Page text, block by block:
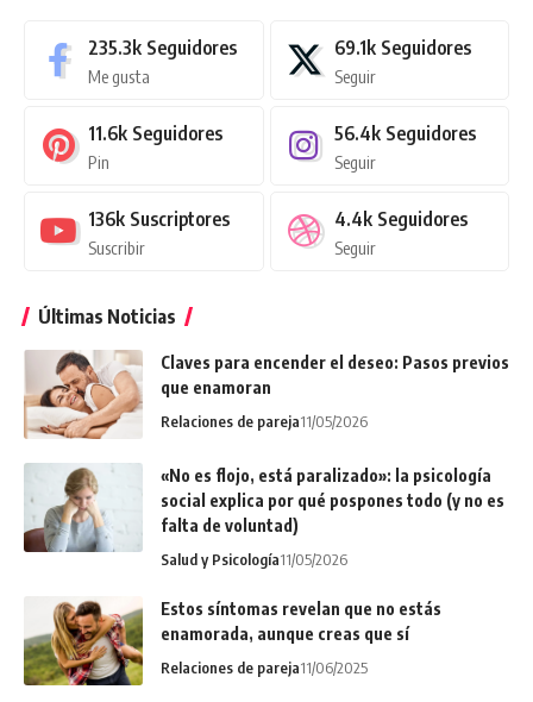
235.3k Seguidores
Me gusta
69.1k Seguidores
Seguir
11.6k Seguidores
Pin
56.4k Seguidores
Seguir
136k Suscriptores
Suscribir
4.4k Seguidores
Seguir
Últimas Noticias
Claves para encender el deseo: Pasos previos
que enamoran
Relaciones de pareja11/05/2026
«No es flojo, está paralizado»: la psicología
social explica por qué pospones todo (y no es
falta de voluntad)
Salud y Psicología11/05/2026
Estos síntomas revelan que no estás
enamorada, aunque creas que sí
Relaciones de pareja11/06/2025